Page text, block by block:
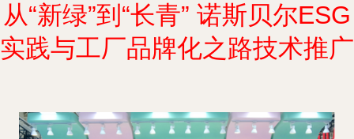
从“新绿”到“长青” 诺斯贝尔ESG
实践与工厂品牌化之路技术推广